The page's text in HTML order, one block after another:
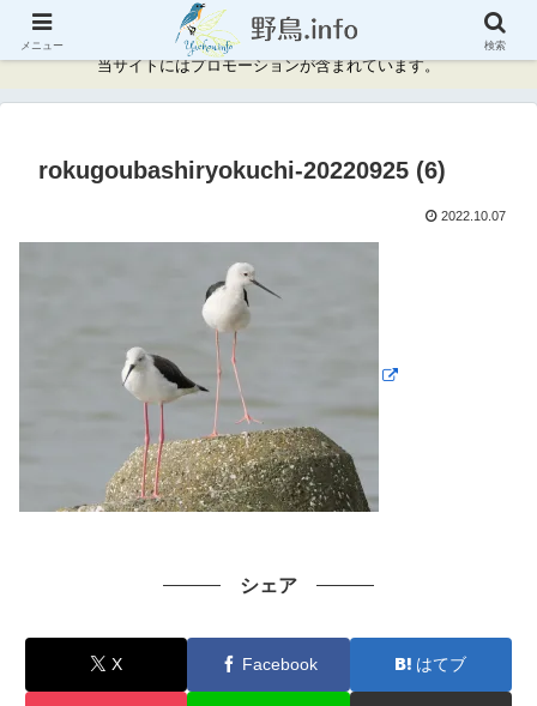
神奈川県周辺の野鳥情報と記録
当サイトにはプロモーションが含まれています。
rokugoubashiryokuchi-20220925 (6)
2022.10.07
シェア
X Facebook はてブ
メニュー 検索